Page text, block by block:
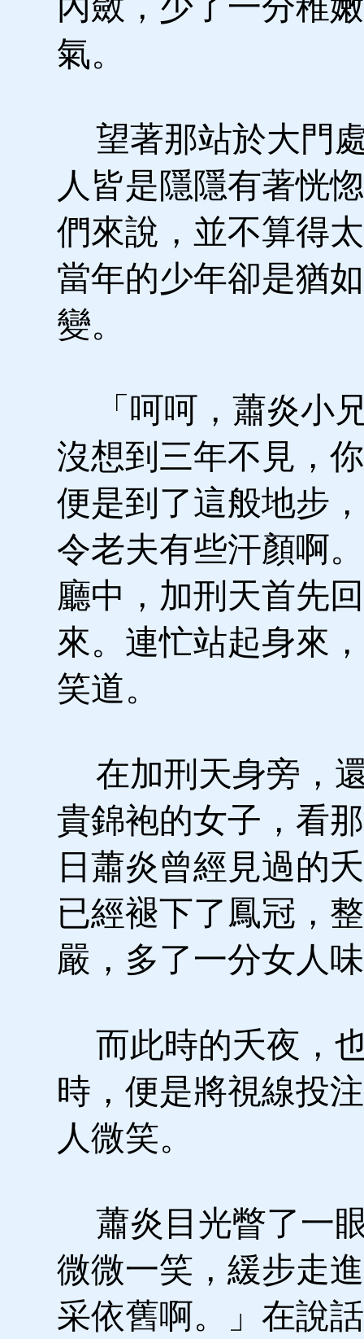
氣。
望著那站於大門
人皆是隱隱有著恍
們來說，並不算得
當年的少年卻是猶
變。
「呵呵，蕭炎小
沒想到三年不見，
便是到了這般地步
令老夫有些汗顏啊
廳中，加刑天首先
來。連忙站起身來
笑道。
在加刑天身旁，
貴錦袍的女子，看
日蕭炎曾經見過的
已經褪下了鳳冠，
嚴，多了一分女人
而此時的夭夜，
時，便是將視線投
人微笑。
蕭炎目光瞥了一
微微一笑，緩步走
采依舊啊。」在說